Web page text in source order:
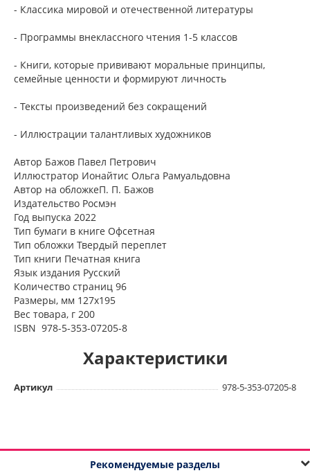
- Классика мировой и отечественной литературы
- Программы внеклассного чтения 1-5 классов
- Книги, которые прививают моральные принципы,
семейные ценности и формируют личность
- Тексты произведений без сокращений
- Иллюстрации талантливых художников
Автор Бажов Павел Петрович
Иллюстратор Ионайтис Ольга Рамуальдовна
Автор на обложкеП. П. Бажов
Издательство Росмэн
Год выпуска 2022
Тип бумаги в книге Офсетная
Тип обложки Твердый переплет
Тип книги Печатная книга
Язык издания Русский
Количество страниц 96
Размеры, мм 127х195
Вес товара, г 200
ISBN 978-5-353-07205-8
Характеристики
Артикул 978-5-353-07205-8
Рекомендуемые разделы